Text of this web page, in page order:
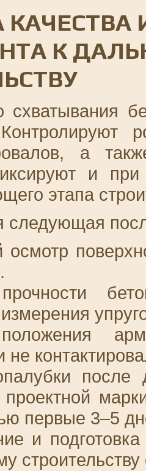
КАЧЕСТВА
К
схватывания
а
и при
этапа
следующая
осмотр
не
после
первые 3–5
и